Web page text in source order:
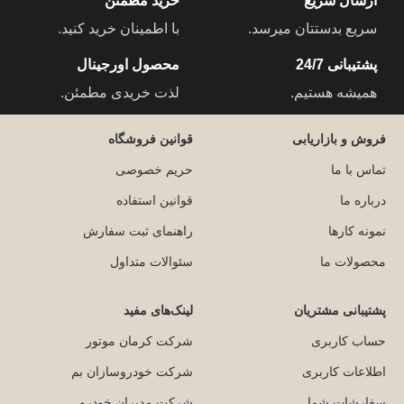
سریع بدستتان میرسد.
با اطمینان خرید کنید.
پشتیبانی 24/7
همیشه هستیم.
محصول اورجینال
لذت خریدی مطمئن.
فروش و بازاریابی
تماس با ما
درباره ما
نمونه کارها
محصولات ما
قوانین فروشگاه
حریم خصوصی
قوانین استفاده
راهنمای ثبت سفارش
سئوالات متداول
پشتیبانی مشتریان
حساب کاربری
اطلاعات کاربری
لینک‌های مفید
شرکت کرمان موتور
شرکت خودروسازان بم